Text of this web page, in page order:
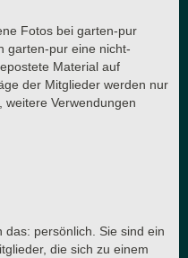
Fotos bei garten-pur
garten-pur eine nicht-
Material auf
der Mitglieder werden nur
Verwendungen
das: persönlich. Sie sind ein
die sich zu einem